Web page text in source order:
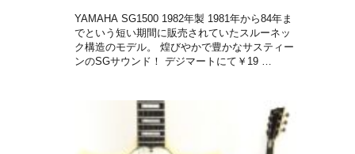
YAMAHA SG1500 1982年製 1981年から84年ま
でという短い期間に販売されていたスルーネッ
ク構造のモデル。 煌びやかで豊かなサスティー
ンのSGサウンド！ デジマートにて￥19 …